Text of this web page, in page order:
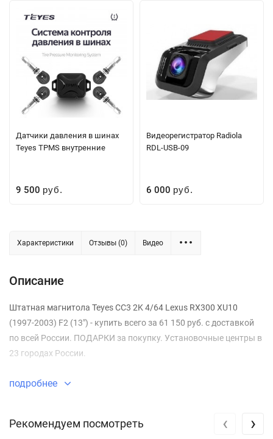
Датчики давления в шинах
Teyes TPMS внутренние
9 500 руб.
Видеорегистратор Radiola
RDL-USB-09
6 000 руб.
Характеристики Отзывы (0) Видео
Описание
Штатная магнитола Teyes CC3 2K 4/64 Lexus RX300 XU10
(1997-2003) F2 (13") - купить всего за 61 150 руб. с доставкой
по всей России. ПОДАРКИ за покупку. Установочные центры в
23 городах России.
подробнее
Рекомендуем посмотреть ‹ ›